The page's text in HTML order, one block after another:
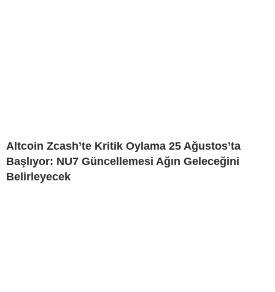
Altcoin Zcash’te Kritik Oylama 25 Ağustos’ta
Başlıyor: NU7 Güncellemesi Ağın Geleceğini
Belirleyecek